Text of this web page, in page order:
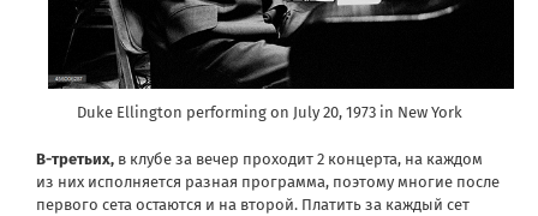
Duke Ellington performing on July 20, 1973 in New York
В-третьих, в клубе за вечер проходит 2 концерта, на каждом
из них исполняется разная программа, поэтому многие после
первого сета остаются и на второй. Платить за каждый сет